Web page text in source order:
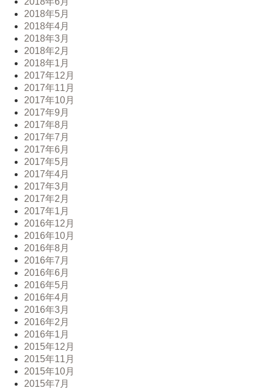
2018年5月
2018年4月
2018年3月
2018年2月
2018年1月
2017年12月
2017年11月
2017年10月
2017年9月
2017年8月
2017年7月
2017年6月
2017年5月
2017年4月
2017年3月
2017年2月
2017年1月
2016年12月
2016年10月
2016年8月
2016年7月
2016年6月
2016年5月
2016年4月
2016年3月
2016年2月
2016年1月
2015年12月
2015年11月
2015年10月
2015年7月